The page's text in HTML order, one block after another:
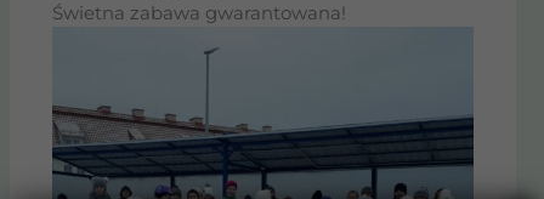
Świetna zabawa gwarantowana!